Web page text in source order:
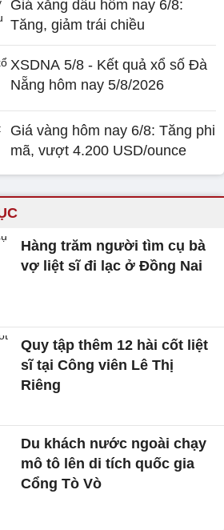
Giá xăng dầu hôm nay 6/8:
Tăng, giảm trái chiều
XSDNA 5/8 - Kết quả xổ số Đà
Nẵng hôm nay 5/8/2026
Giá vàng hôm nay 6/8: Tăng phi
mã, vượt 4.200 USD/ounce
Hàng trăm người tìm cụ bà
vợ liệt sĩ đi lạc ở Đồng Nai
Quy tập thêm 12 hài cốt liệt
sĩ tại Công viên Lê Thị
Riêng
Du khách nước ngoài chạy
mô tô lên di tích quốc gia
Cổng Tò Vò